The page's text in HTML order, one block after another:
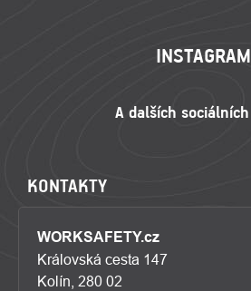
INSTAGRAM
KONTAKTY
WORKSAFETY.cz
Královská cesta 147
Kolín, 280 02